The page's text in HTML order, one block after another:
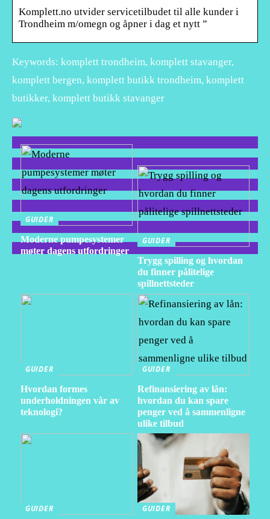
Komplett.no utvider servicetilbudet til alle kunder i
Trondheim m/omegn og åpner i dag et nytt ”
Keywords: komplett trondheim, komplett stavanger,
komplett bergen, komplett butikk trondheim, komplett
butikker, komplett butikk stavanger
GUIDER
Moderne pumpesystemer
møter dagens utfordringer
GUIDER
Trygg spilling og hvordan
du finner pålitelige
spillnettsteder
GUIDER
Hvordan formes
underholdningen vår av
teknologi?
GUIDER
Refinansiering av lån:
hvordan du kan spare
penger ved å sammenligne
ulike tilbud
GUIDER GUIDER